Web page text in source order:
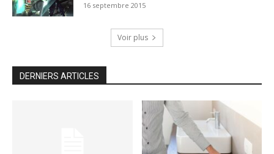
16 septembre 2015
Voir plus
DERNIERS ARTICLES